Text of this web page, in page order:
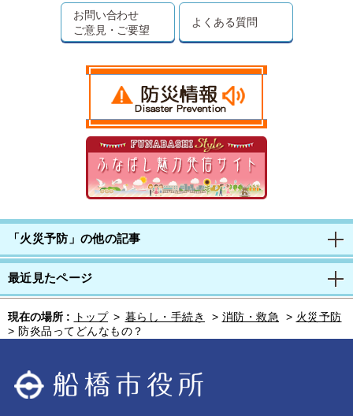
お問い合わせ
ご意見・ご要望
よくある質問
「火災予防」の他の記事
最近見たページ
現在の場所 : トップ > 暮らし・手続き > 消防・救急 > 火災予防
> 防炎品ってどんなもの？